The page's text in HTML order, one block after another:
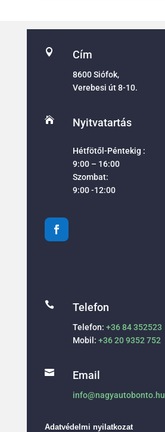
 Cím
8600 Siófok,
Verebesi út 8-10.
 Nyitvatartás
Hétfötől-Péntekig :
9:00 – 16:00
Szombat:
9:00 -12:00
 Telefon
Telefon: +36 84 352523
Mobil: +36 20 9352 752
 Email
info@nagyautobonto.hu
Adatvédelmi nyilatkozat